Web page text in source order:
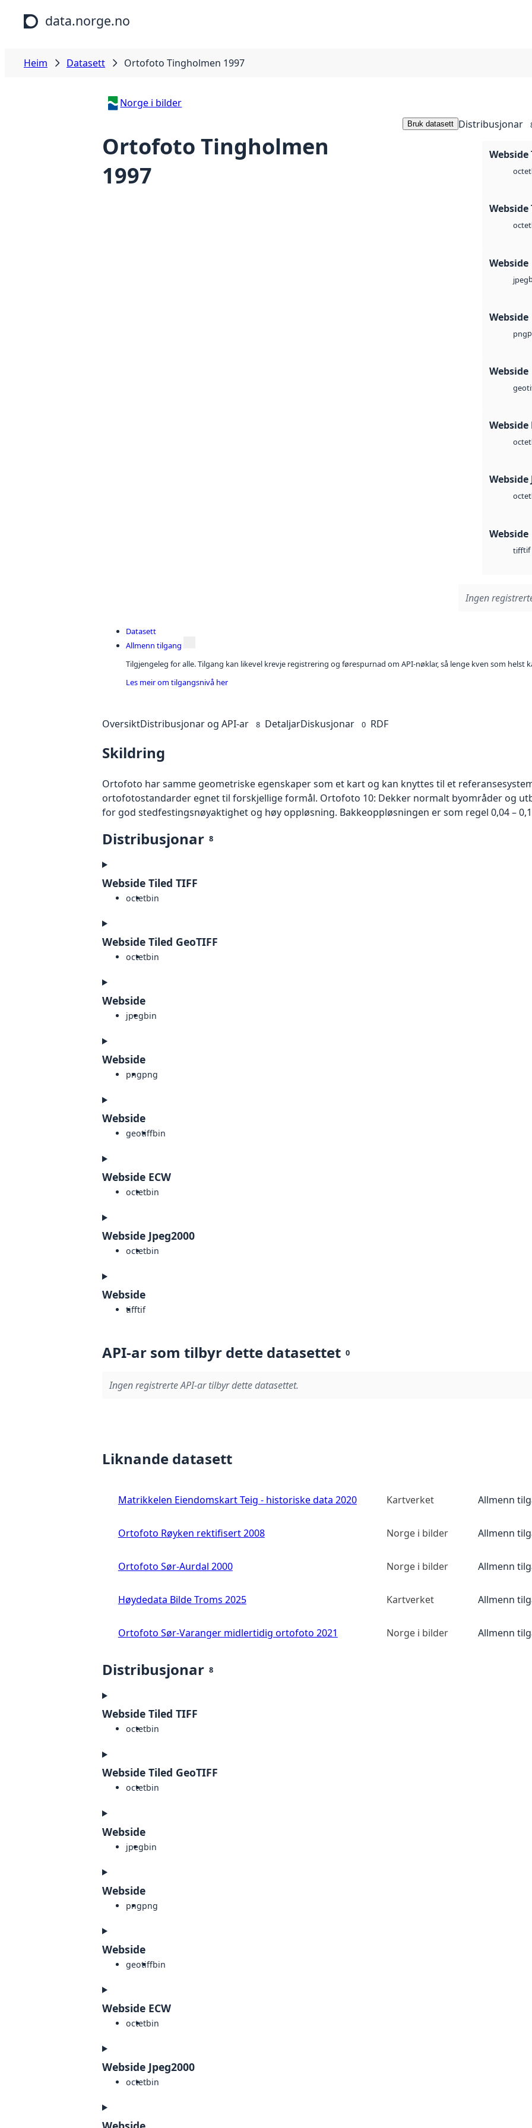
Hopp til hovudinnhald
data.norge.no
Heim Datasett Ortofoto Tingholmen 1997
Norge i bilder
Ortofoto Tingholmen
1997
Bruk datasett Distribusjonar
Webside
octet
Webside
octet
Webside
jpeg
Webside
png
Webside
Webside
octet
Webside
octet
Webside
tifftif
Ingen
Datasett
Allmenn tilgang
Tilgjengeleg for alle. Tilgang kan likevel krevje registrering og førespurnad om API-nøklar, så lenge kven som helst
Les meir om tilgangsnivå her
OversiktDistribusjonar og API-ar 8 DetaljarDiskusjonar 0 RDF
Skildring
Ortofoto har samme geometriske egenskaper som et kart og kan knyttes til et
ortofotostandarder egnet til forskjellige formål. Ortofoto 10: Dekker normalt byområder og
for god stedfestingsnøyaktighet og høy oppløsning. Bakkeoppløsningen er som regel 0,04 –
Distribusjonar 8
Webside Tiled TIFF
octetbin
Webside Tiled GeoTIFF
octetbin
Webside
jpegbin
Webside
pngpng
Webside
geotiffbin
Webside ECW
octetbin
Webside Jpeg2000
octetbin
Webside
tifftif
API-ar som tilbyr dette datasettet 0
Ingen registrerte API-ar tilbyr dette datasettet.
Liknande datasett
Matrikkelen Eiendomskart Teig - historiske data 2020 Kartverket Allmenn
Ortofoto Røyken rektifisert 2008 Norge i bilder Allmenn
Ortofoto Sør-Aurdal 2000 Norge i bilder Allmenn
Høydedata Bilde Troms 2025 Kartverket Allmenn
Ortofoto Sør-Varanger midlertidig ortofoto 2021 Norge i bilder Allmenn
Distribusjonar 8
Webside Tiled TIFF
octetbin
Webside Tiled GeoTIFF
octetbin
Webside
jpegbin
Webside
pngpng
Webside
geotiffbin
Webside ECW
octetbin
Webside Jpeg2000
octetbin